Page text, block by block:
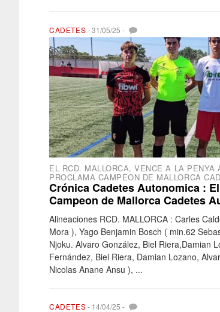
CADETES-31/05/25 -
EL RCD. MALLORCA, VENCE A LA PENYA
PROCLAMA CAMPEON DE MALLORCA
Crónica Cadetes Autonomica :
Campeon de Mallorca Cadetes
Alineaciones RCD. MALLORCA : Carles
Mora ), Yago Benjamin Bosch ( min.62
Njoku. Alvaro González, Biel Riera,Damian
Fernández, Biel Riera, Damian Lozano,
Nicolas Anane Ansu ), ...
CADETES- 14/04/25 -